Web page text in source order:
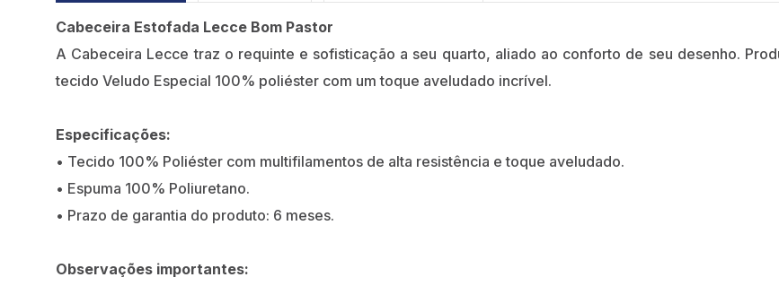
Cabeceira Estofada Lecce Bom Pastor
A Cabeceira Lecce traz o requinte e sofisticação a seu quarto, aliado ao conforto de seu desenho.
tecido Veludo Especial 100% poliéster com um toque aveludado incrível.
Especificações:
• Tecido 100% Poliéster com multifilamentos de alta resistência e toque aveludado.
• Espuma 100% Poliuretano.
• Prazo de garantia do produto: 6 meses.
Observações importantes: